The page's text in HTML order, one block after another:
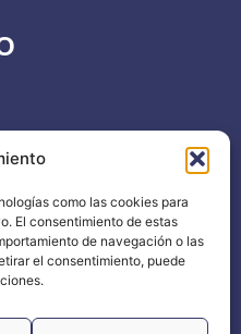
como las cookies para
El consentimiento de estas
de navegación o las
el consentimiento, puede
14, 18008 Granada